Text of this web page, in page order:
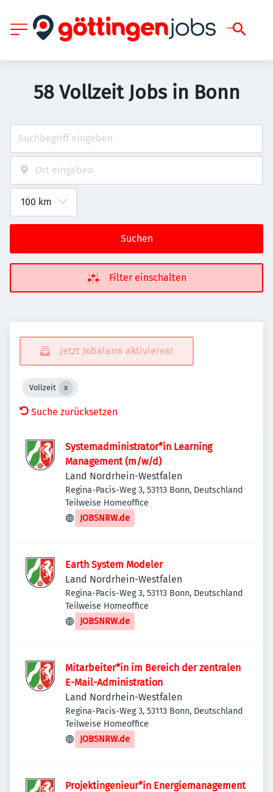
58 Vollzeit Jobs in Bonn
Suchen
Filter einschalten
Jetzt Jobalarm aktivieren!
Vollzeit
Suche zurücksetzen
Systemadministrator*in Learning
Management (m/w/d)
Land Nordrhein-Westfalen
Regina-Pacis-Weg 3, 53113 Bonn, Deutschland
Teilweise Homeoffice
JOBSNRW.de
Earth System Modeler
Land Nordrhein-Westfalen
Regina-Pacis-Weg 3, 53113 Bonn, Deutschland
Teilweise Homeoffice
JOBSNRW.de
Mitarbeiter*in im Bereich der zentralen
E-Mail-Administration
Land Nordrhein-Westfalen
Regina-Pacis-Weg 3, 53113 Bonn, Deutschland
Teilweise Homeoffice
JOBSNRW.de
Projektingenieur*in Energiemanagement